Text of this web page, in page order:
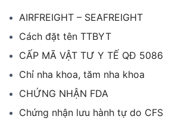
AIRFREIGHT – SEAFREIGHT
Cách đặt tên TTBYT
CẤP MÃ VẬT TƯ Y TẾ QĐ 5086
Chỉ nha khoa, tăm nha khoa
CHỨNG NHẬN FDA
Chứng nhận lưu hành tự do CFS